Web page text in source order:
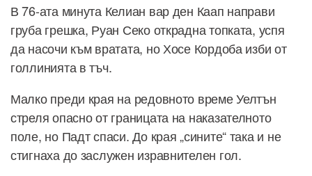
В 76-ата минута Келиан вар ден Каап направи
груба грешка, Руан Секо открадна топката, успя
да насочи към вратата, но Хосе Кордоба изби от
голлинията в тъч.
Малко преди края на редовното време Уелтън
стреля опасно от границата на наказателното
поле, но Падт спаси. До края „сините“ така и не
стигнаха до заслужен изравнителен гол.